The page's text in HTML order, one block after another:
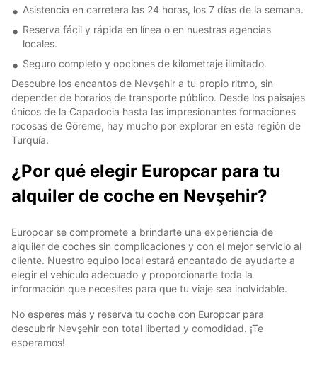
Asistencia en carretera las 24 horas, los 7 días de la semana.
Reserva fácil y rápida en línea o en nuestras agencias
locales.
Seguro completo y opciones de kilometraje ilimitado.
Descubre los encantos de Nevşehir a tu propio ritmo, sin
depender de horarios de transporte público. Desde los paisajes
únicos de la Capadocia hasta las impresionantes formaciones
rocosas de Göreme, hay mucho por explorar en esta región de
Turquía.
¿Por qué elegir Europcar para tu
alquiler de coche en Nevşehir?
Europcar se compromete a brindarte una experiencia de
alquiler de coches sin complicaciones y con el mejor servicio al
cliente. Nuestro equipo local estará encantado de ayudarte a
elegir el vehículo adecuado y proporcionarte toda la
información que necesites para que tu viaje sea inolvidable.
No esperes más y reserva tu coche con Europcar para
descubrir Nevşehir con total libertad y comodidad. ¡Te
esperamos!